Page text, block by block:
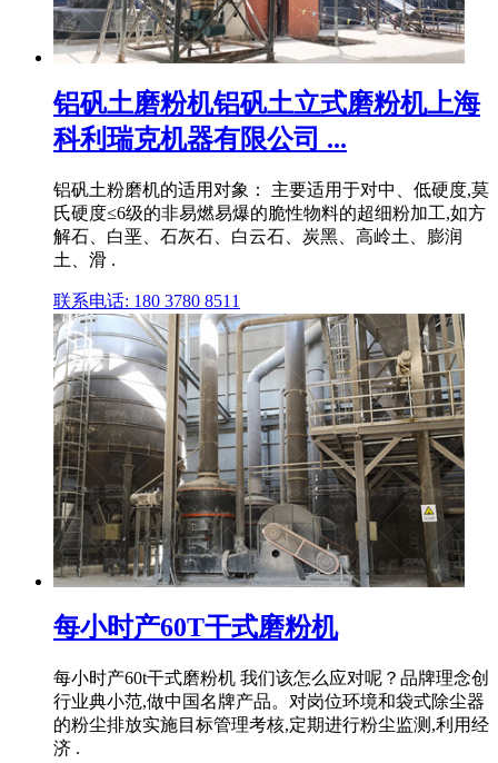
铝矾土磨粉机铝矾土立式磨粉机上海
科利瑞克机器有限公司 ...
铝矾土粉磨机的适用对象： 主要适用于对中、低硬度,莫
氏硬度≤6级的非易燃易爆的脆性物料的超细粉加工,如方
解石、白垩、石灰石、白云石、炭黑、高岭土、膨润
土、滑 .
联系电话: 180 3780 8511
每小时产60T干式磨粉机
每小时产60t干式磨粉机 我们该怎么应对呢？品牌理念创
行业典小范,做中国名牌产品。对岗位环境和袋式除尘器
的粉尘排放实施目标管理考核,定期进行粉尘监测,利用经
济 .